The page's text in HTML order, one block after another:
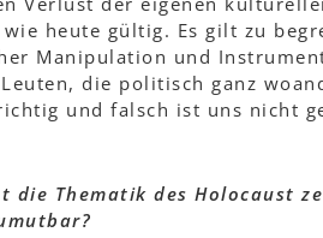
heute gültig. Es gilt zu
Manipulation und
die politisch ganz
und falsch ist uns nicht
die Thematik des Holocaust